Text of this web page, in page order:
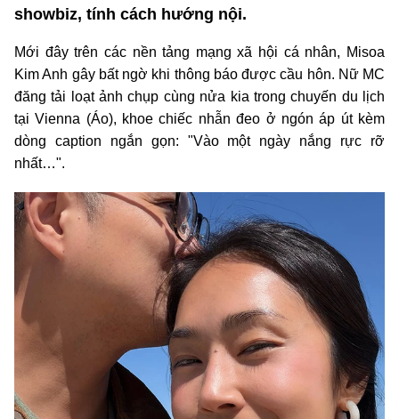
showbiz, tính cách hướng nội.
Mới đây trên các nền tảng mạng xã hội cá nhân, Misoa
Kim Anh gây bất ngờ khi thông báo được cầu hôn. Nữ MC
đăng tải loạt ảnh chụp cùng nửa kia trong chuyến du lịch
tại Vienna (Áo), khoe chiếc nhẫn đeo ở ngón áp út kèm
dòng caption ngắn gọn: "Vào một ngày nắng rực rỡ
nhất…".